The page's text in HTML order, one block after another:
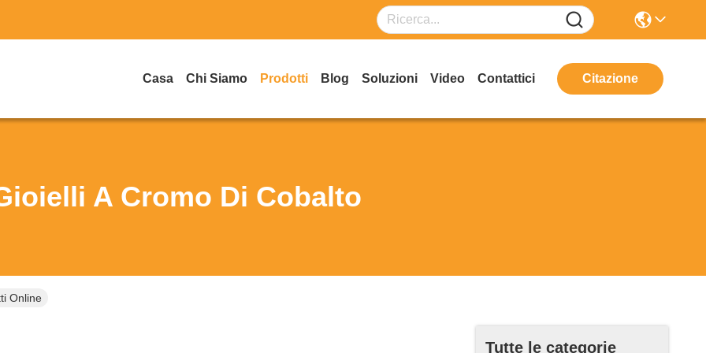
Casa Chi Siamo Prodotti Blog Soluzioni Video Contattici Citazione
A Cromo Di Cobalto
Online
Tutte le categorie